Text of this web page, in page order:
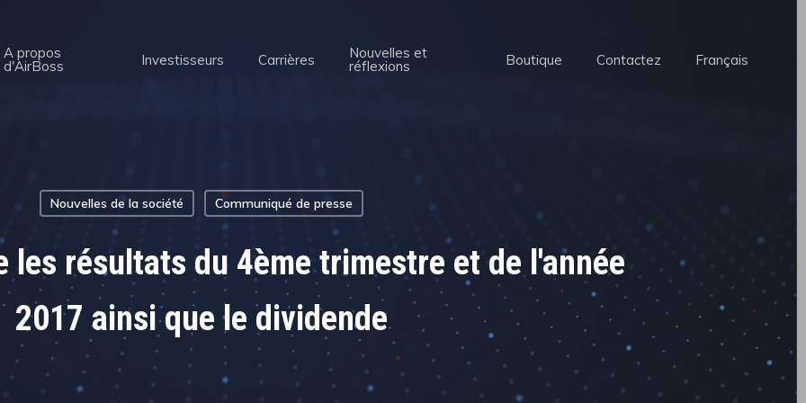
A propos
d'AirBoss Investisseurs Carrières Nouvelles et
réflexions Boutique Contactez Français
Nouvelles de la société Communiqué de presse
les résultats du 4ème trimestre et de l'année
2017 ainsi que le dividende